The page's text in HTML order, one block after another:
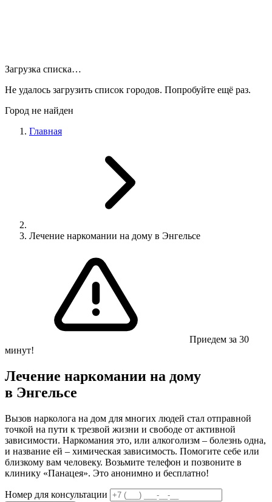
Загрузка списка…
Не удалось загрузить список городов. Попробуйте ещё раз.
Город не найден
Главная
Лечение наркомании на дому в Энгельсе
Приедем за 30
минут!
Лечение наркомании на дому
в Энгельсе
Вызов нарколога на дом для многих людей стал отправной
точкой на пути к трезвой жизни и свободе от активной
зависимости. Наркомания это, или алкоголизм – болезнь одна,
и название ей – химическая зависимость. Помогите себе или
близкому вам человеку. Возьмите телефон и позвоните в
клинику «Панацея». Это анонимно и бесплатно!
Номер для консультации